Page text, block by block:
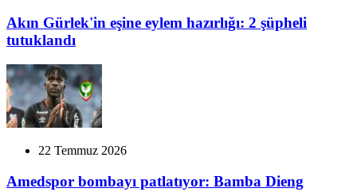
Akın Gürlek'in eşine eylem hazırlığı: 2 şüpheli
tutuklandı
22 Temmuz 2026
Amedspor bombayı patlatıyor: Bamba Dieng